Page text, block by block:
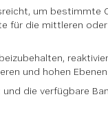
um bestimmte
für die mittleren
und hohen
die verfügbare